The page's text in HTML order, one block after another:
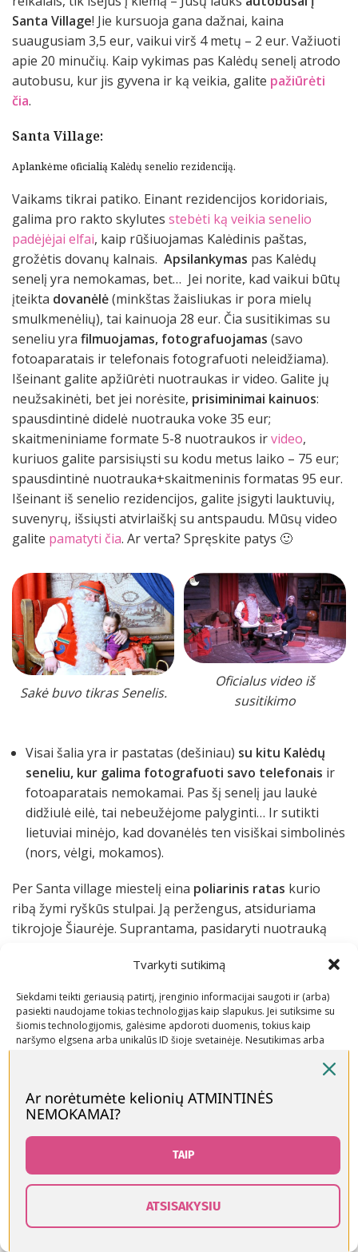
Tvarkyti sutikimą
Siekdami teikti geriausią patirtį, įrenginio informacijai saugoti ir (arba)
pasiekti naudojame tokias technologijas kaip slapukus. Jei sutiksime su
šiomis technologijomis, galėsime apdoroti duomenis, tokius kaip
naršymo elgsena arba unikalūs ID šioje svetainėje. Nesutikimas arba
Neigti
Peržiūrėti nuostatas
Santa Village! Jie kursuoja gana dažnai, kaina
suaugusiam 3,5 eur, vaikui virš 4 metų – 2 eur. Važiuoti
apie 20 minučių. Kaip vykimas pas Kalėdų senelį atrodo
autobusu, kur jis gyvena ir ką veikia, galite pažiūrėti
čia.
Santa Village:
Aplankėme oficialiąKalėdų senelio rezidenciją.
Vaikams tikrai patiko. Einant rezidencijos koridoriais,
galima pro rakto skylutes stebėti ką veikia senelio
padėjėjai elfai, kaip rūšiuojamas Kalėdinis paštas,
grožėtis dovanų kalnais. Apsilankymas pas Kalėdų
senelį yra nemokamas, bet… Jei norite, kad vaikui būtų
įteikta dovanėlė(minkštas žaisliukas ir pora mielų
smulkmenėlių), tai kainuoja 28 eur. Čia susitikimas su
seneliu yra filmuojamas, fotografuojamas (savo
fotoaparatais ir telefonais fotografuoti neleidžiama).
Išeinant galite apžiūrėti nuotraukas ir video. Galite jų
neužsakinėti, bet jei norėsite, prisiminimai kainuos:
spausdintinė didelė nuotrauka voke 35 eur;
skaitmeniniame formate 5-8 nuotraukos irvideo,
kuriuos galite parsisiųsti su kodu metus laiko – 75 eur;
spausdintinė nuotrauka+skaitmeninis formatas 95 eur.
Išeinant iš senelio rezidencijos, galite įsigyti lauktuvių,
suvenyrų, išsiųsti atvirlaiškį su antspaudu. Mūsų video
galite pamatyti čia. Ar verta? Spręskite patys 🙂
Sakė buvo tikras Senelis.
Oficialus video iš
susitikimo
Visai šalia yra ir pastatas (dešiniau) su kitu Kalėdų
seneliu, kur galima fotografuoti savo telefonais ir
fotoaparatais nemokamai. Pas šį senelį jau laukė
didžiulė eilė, tai nebeužėjome palyginti… Ir sutikti
lietuviai minėjo, kad dovanėlės ten visiškai simbolinės
(nors, vėlgi, mokamos).
Per Santa village miestelį eina poliarinis ratas kurio
ribą žymi ryškūs stulpai. Ją peržengus, atsiduriama
tikrojoje Šiaurėje. Suprantama, pasidaryti nuotrauką
pamojuoti savo artimiesiems perLIVE kamerą štai čia.
pasiimkite vaikamsnemokamas rogutes
bus lengviau ir smagiau judėti po Santa Village. Daiktus
Ar norėtumėte kelionių ATMINTINĖS
NEMOKAMAI?
TAIP
ATSISAKYSIU